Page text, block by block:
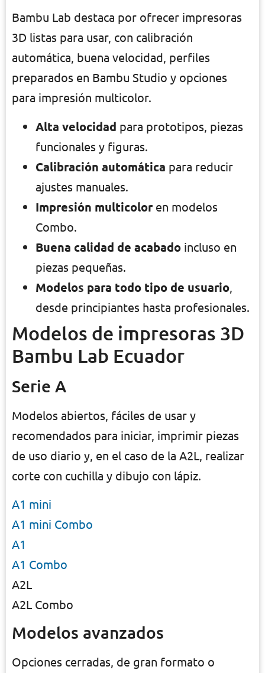
Bambu Lab destaca por ofrecer impresoras
3D listas para usar, con calibración
automática, buena velocidad, perfiles
preparados en Bambu Studio y opciones
para impresión multicolor.
Alta velocidad para prototipos, piezas
funcionales y figuras.
Calibración automática para reducir
ajustes manuales.
Impresión multicoloren modelos
Combo.
Buena calidad de acabado incluso en
piezas pequeñas.
Modelos para todo tipo de usuario
desde principiantes hasta profesionales.
Modelos de impresoras 3D
Bambu Lab Ecuador
Serie A
Modelos abiertos, fáciles de usar y
recomendados para iniciar, imprimir piezas
de uso diario y, en el caso de la A2L, realizar
corte con cuchilla y dibujo con lápiz.
A1 mini
A1 mini Combo
A1
A1 Combo
A2L
A2L Combo
Modelos avanzados
Opciones cerradas, de gran formato o